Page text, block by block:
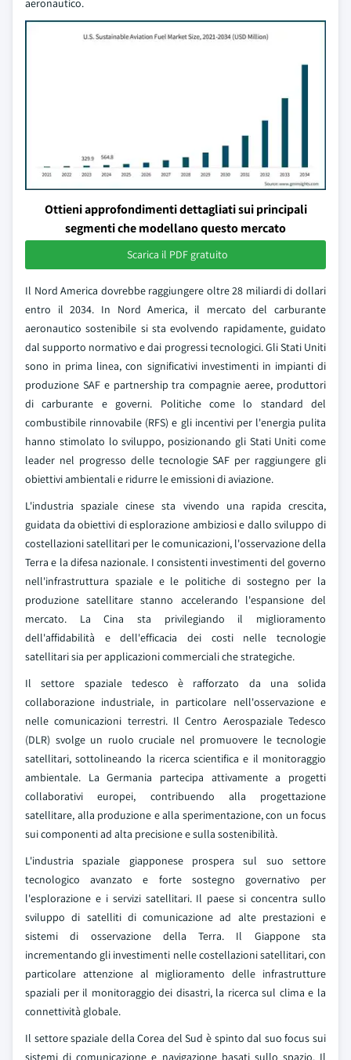
aeronautico.
Ottieni approfondimenti dettagliati sui principali
segmenti che modellano questo mercato
Scarica il PDF gratuito
Il Nord America dovrebbe raggiungere oltre 28 miliardi di dollari
entro il 2034. In Nord America, il mercato del carburante
aeronautico sostenibile si sta evolvendo rapidamente, guidato
dal supporto normativo e dai progressi tecnologici. Gli Stati Uniti
sono in prima linea, con significativi investimenti in impianti di
produzione SAF e partnership tra compagnie aeree, produttori
di carburante e governi. Politiche come lo standard del
combustibile rinnovabile (RFS) e gli incentivi per l'energia pulita
hanno stimolato lo sviluppo, posizionando gli Stati Uniti come
leader nel progresso delle tecnologie SAF per raggiungere gli
obiettivi ambientali e ridurre le emissioni di aviazione.
L'industria spaziale cinese sta vivendo una rapida crescita,
guidata da obiettivi di esplorazione ambiziosi e dallo sviluppo di
costellazioni satellitari per le comunicazioni, l'osservazione della
Terra e la difesa nazionale. I consistenti investimenti del governo
nell'infrastruttura spaziale e le politiche di sostegno per la
produzione satellitare stanno accelerando l'espansione del
mercato. La Cina sta privilegiando il miglioramento
dell'affidabilità e dell'efficacia dei costi nelle tecnologie
satellitari sia per applicazioni commerciali che strategiche.
Il settore spaziale tedesco è rafforzato da una solida
collaborazione industriale, in particolare nell'osservazione e
nelle comunicazioni terrestri. Il Centro Aerospaziale Tedesco
(DLR) svolge un ruolo cruciale nel promuovere le tecnologie
satellitari, sottolineando la ricerca scientifica e il monitoraggio
ambientale. La Germania partecipa attivamente a progetti
collaborativi europei, contribuendo alla progettazione
satellitare, alla produzione e alla sperimentazione, con un focus
sui componenti ad alta precisione e sulla sostenibilità.
L'industria spaziale giapponese prospera sul suo settore
tecnologico avanzato e forte sostegno governativo per
l'esplorazione e i servizi satellitari. Il paese si concentra sullo
sviluppo di satelliti di comunicazione ad alte prestazioni e
sistemi di osservazione della Terra. Il Giappone sta
incrementando gli investimenti nelle costellazioni satellitari, con
particolare attenzione al miglioramento delle infrastrutture
spaziali per il monitoraggio dei disastri, la ricerca sul clima e la
connettività globale.
Il settore spaziale della Corea del Sud è spinto dal suo focus sui
sistemi di comunicazione e navigazione basati sullo spazio. Il